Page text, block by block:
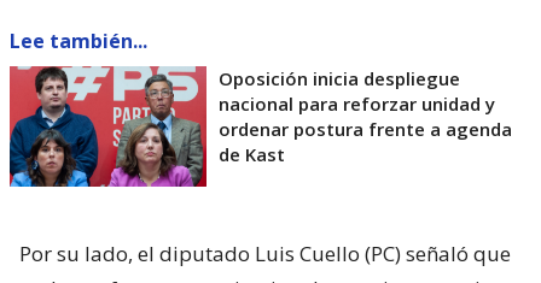
Lee también...
Oposición inicia despliegue
nacional para reforzar unidad y
ordenar postura frente a agenda
de Kast
Por su lado, el diputado Luis Cuello (PC) señaló que